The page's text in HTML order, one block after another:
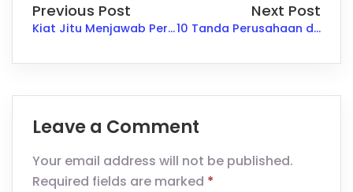
Previous Post
Kiat Jitu Menjawab Pertanyaan Jebakan saat Wawancara
Next Post
10 Tanda Perusahaan dengan Red Flags yang Harus Diwaspadai
Leave a Comment
Your email address will not be published.
Required fields are marked *